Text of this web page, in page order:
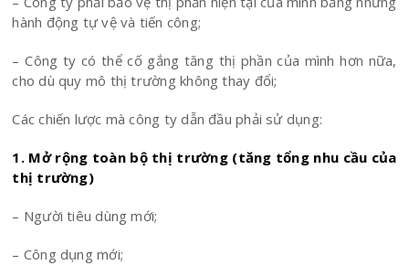
hành động tự vệ và tiến công;
– Công ty có thể cố gắng tăng thị phần của mình hơn nữa,
cho dù quy mô thị trường không thay đổi;
Các chiến lược mà công ty dẫn đầu phải sử dụng:
1. Mở rộng toàn bộ thị trường (tăng tổng nhu cầu của
thị trường)
– Người tiêu dùng mới;
– Công dụng mới;